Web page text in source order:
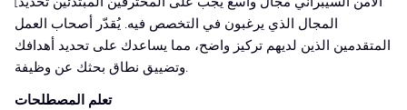
المجال الذي يرغبون في التخصص فيه. يُقدّر أصحاب العمل
المتقدمين الذين لديهم تركيز واضح، مما يساعدك على تحديد أهدافك
وتضييق نطاق بحثك عن وظيفة.
تعلم المصطلحات